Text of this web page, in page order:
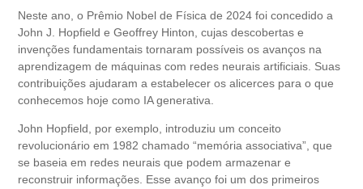
Neste ano, o Prêmio Nobel de Física de 2024 foi concedido a
John J. Hopfield e Geoffrey Hinton, cujas descobertas e
invenções fundamentais tornaram possíveis os avanços na
aprendizagem de máquinas com redes neurais artificiais. Suas
contribuições ajudaram a estabelecer os alicerces para o que
conhecemos hoje como IA generativa.
John Hopfield, por exemplo, introduziu um conceito
revolucionário em 1982 chamado “memória associativa”, que
se baseia em redes neurais que podem armazenar e
reconstruir informações. Esse avanço foi um dos primeiros